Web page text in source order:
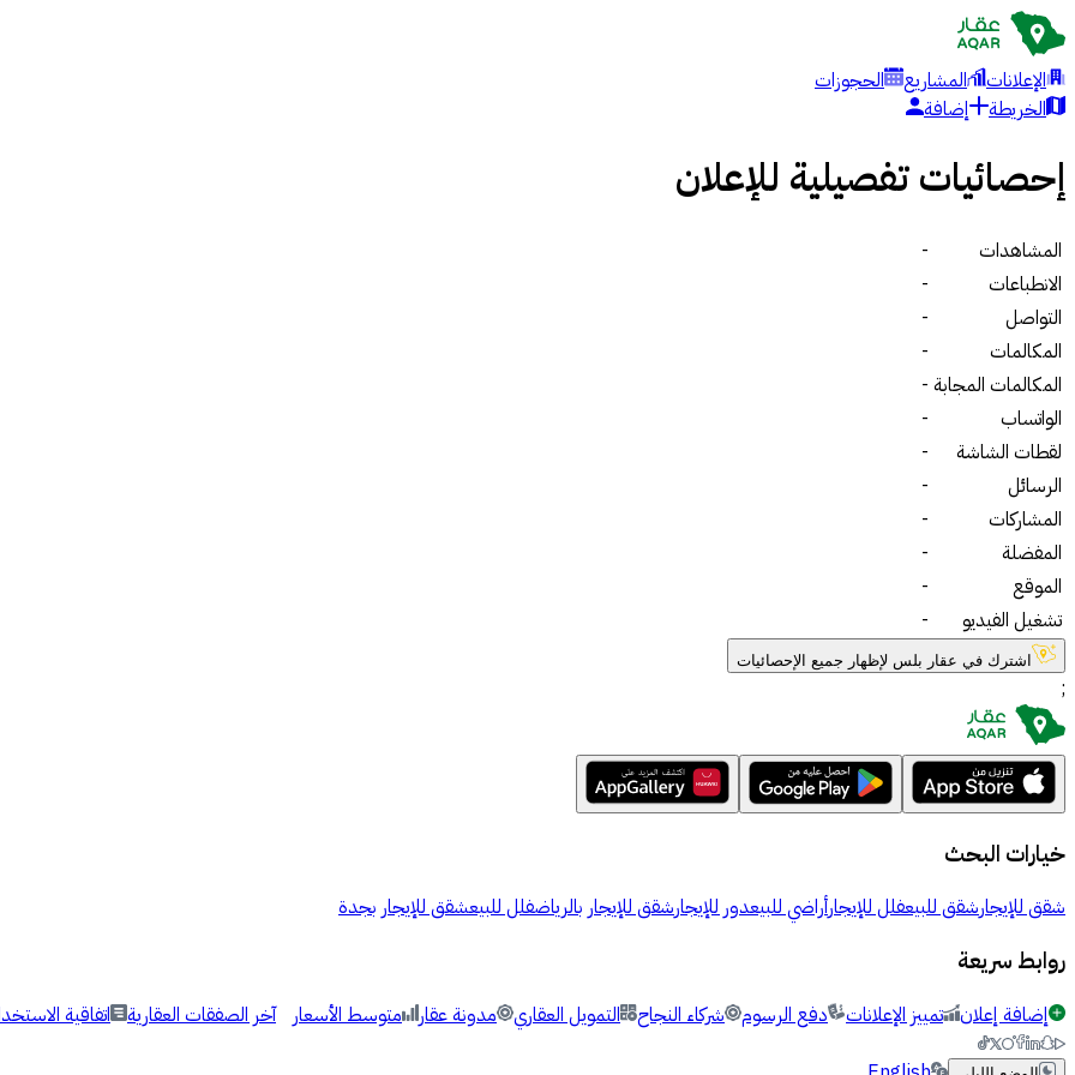
الإعلانات المشاريع
الحجوزات
الخريطة
إضافة
إحصائيات تفصيلية للإعلان
المشاهدات
-
الانطباعات
-
التواصل
-
المكالمات
-
المكالمات المجابة -
الواتساب
-
لقطات الشاشة
-
الرسائل
-
المشاركات
-
المفضلة
-
الموقع
-
تشغيل الفيديو
-
اشترك في عقار بلس لإظهار جميع الإحصائيات
;
خيارات البحث
شقق للإيجارشقق للبيعفلل للإيجارأراضي للبيعدور للإيجارشقق للإيجار بالرياضفلل للبيعشقق للإيجار بجدة
روابط سريعة
إضافة إعلان تمييز الإعلانات دفع الرسوم شركاء النجاح التمويل العقاري مدونة عقار متوسط الأسعار آخر الصفقات العقارية اتفاقية